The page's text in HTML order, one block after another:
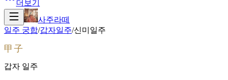
더보기
사주라떼
일주 궁합/갑자일주/신미 일주
甲子
갑자 일주